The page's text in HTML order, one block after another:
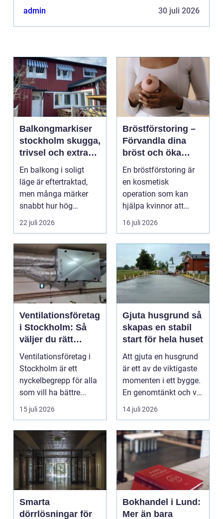
admin
30 juli 2026
Balkongmarkiser
stockholm skugga,
trivsel och extra
rum utomhus
En balkong i soligt
läge är eftertraktad,
men många märker
snabbt hur hög
värmen kan bli under
somma...
22 juli 2026
Bröstförstoring –
Förvandla dina
bröst och öka
självförtroendet
En bröstförstoring är
en kosmetisk
operation som kan
hjälpa kvinnor att
uppn&ari...
16 juli 2026
Ventilationsföretag
i Stockholm: Så
väljer du rätt
expert på frisk luft
Ventilationsföretag i
Stockholm är ett
nyckelbegrepp för alla
som vill ha bättre...
15 juli 2026
Gjuta husgrund så
skapas en stabil
start för hela huset
Att gjuta en husgrund
är ett av de viktigaste
momenten i ett bygge.
En genomtänkt och väl
utförd gru...
14 juli 2026
Smarta
dörrlösningar för
Bokhandel i Lund:
Mer än bara